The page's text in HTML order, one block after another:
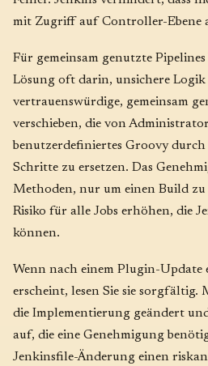
mit Zugriff auf Controller-Ebene
Für gemeinsam genutzte Pipelines
Lösung oft darin, unsichere Logik
vertrauenswürdige, gemeinsam
verschieben, die von
benutzerdefiniertes Groovy
Schritte zu ersetzen. Das
Methoden, nur um einen Build zu
Risiko für alle Jobs erhöhen, die
können.
Wenn nach einem Plugin-Update
erscheint, lesen Sie sie
die Implementierung geändert
auf, die eine Genehmigung
Jenkinsfile-Änderung einen